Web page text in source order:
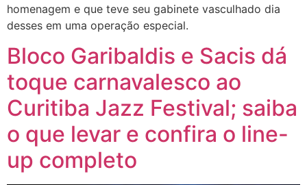
homenagem e que teve seu gabinete vasculhado dia
desses em uma operação especial.
Bloco Garibaldis e Sacis dá
toque carnavalesco ao
Curitiba Jazz Festival; saiba
o que levar e confira o line-
up completo